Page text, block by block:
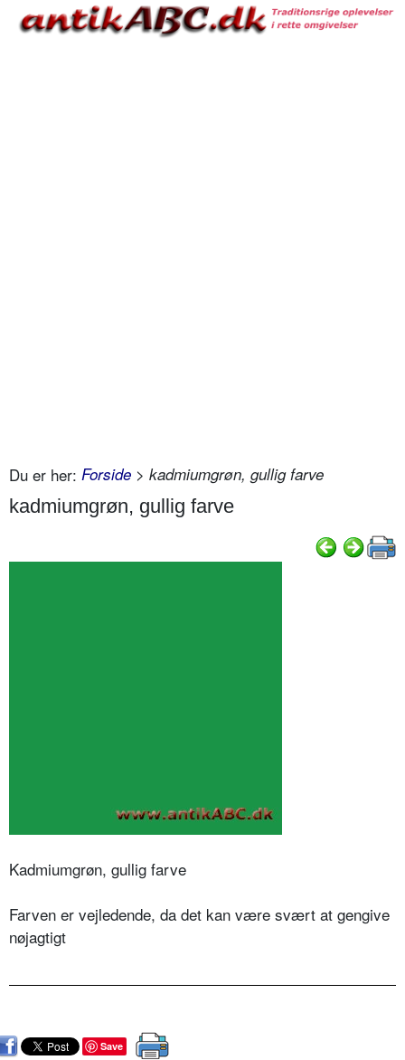
Du er her: Forside > kadmiumgrøn, gullig farve
kadmiumgrøn, gullig farve
Kadmiumgrøn, gullig farve
Farven er vejledende, da det kan være svært at gengive
nøjagtigt
Save